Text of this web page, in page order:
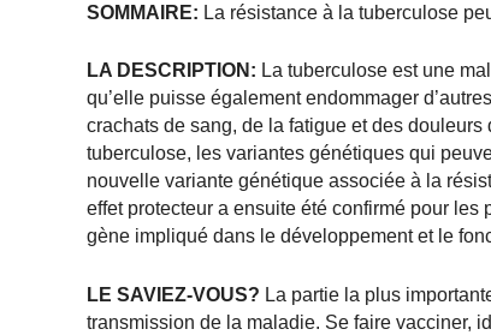
SOMMAIRE: La résistance à la tuberculose
LA DESCRIPTION: La tuberculose est une
qu’elle puisse également endommager
crachats de sang, de la fatigue et des
tuberculose, les variantes génétiques qui
nouvelle variante génétique associée à la
effet protecteur a ensuite été confirmé pour
gène impliqué dans le développement et le
LE SAVIEZ-VOUS? La partie la plus
transmission de la maladie. Se faire vacciner,